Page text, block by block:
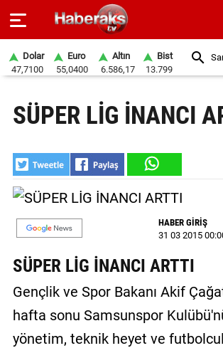
SPOR
YAŞAM
EKONOMİ
BELEDİYELER
SİYASET
EĞİTİM
GALERİ
Dolar
47,7100
Euro
55,0400
Altın
6.586,17
Bist
13.799
SÜPER LİG İNANCI
HABER GİRİŞ
31 03 2015
SÜPER LİG İNANCI ARTTI
Gençlik ve Spor Bakanı Akif
hafta sonu Samsunspor
yönetim, teknik heyet ve